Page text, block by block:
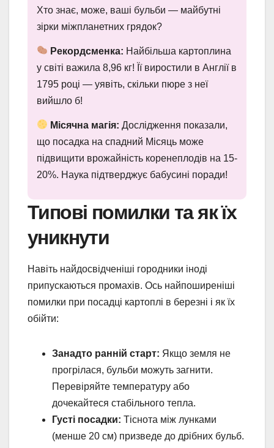
Хто знає, може, ваші бульби — майбутні
зірки міжпланетних грядок?
Рекордсменка: Найбільша картоплина
у світі важила 8,96 кг! Її виростили в Англії в
1795 році — уявіть, скільки пюре з неї
вийшло б!
Місячна магія: Дослідження показали,
що посадка на спадний Місяць може
підвищити врожайність коренеплодів на 15-
20%. Наука підтверджує бабусині поради!
Типові помилки та як їх
уникнути
Навіть найдосвідченіші городники іноді
припускаються промахів. Ось найпоширеніші
помилки при посадці картоплі в березні і як їх
обійти:
Занадто ранній старт: Якщо земля не
прогрілася, бульби можуть загнити.
Перевіряйте температуру або
дочекайтеся стабільного тепла.
Густі посадки: Тіснота між лунками
(менше 20 см) призведе до дрібних бульб.